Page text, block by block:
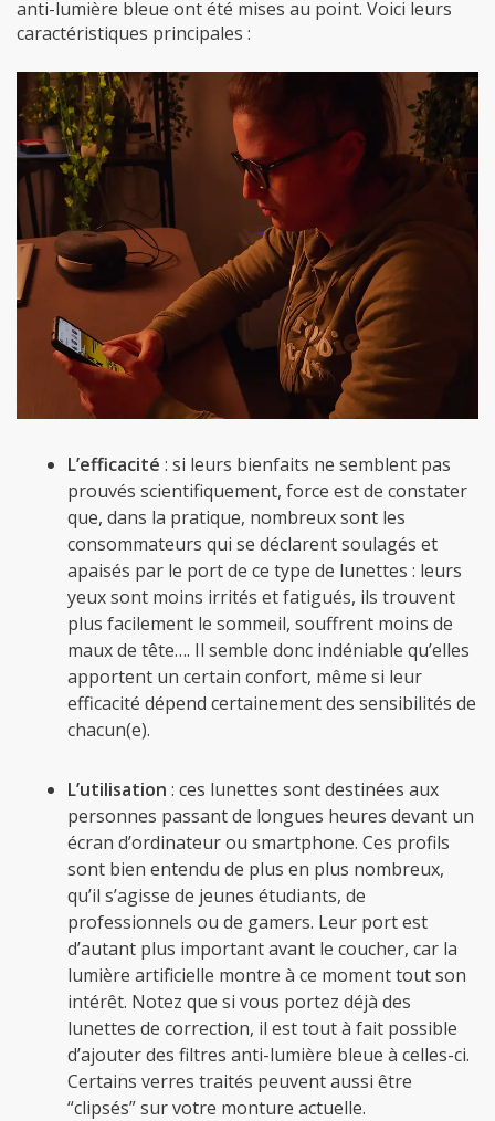
anti-lumière bleue ont été mises au point. Voici leurs
caractéristiques principales :
L’efficacité : si leurs bienfaits ne semblent pas
prouvés scientifiquement, force est de constater
que, dans la pratique, nombreux sont les
consommateurs qui se déclarent soulagés et
apaisés par le port de ce type de lunettes : leurs
yeux sont moins irrités et fatigués, ils trouvent
plus facilement le sommeil, souffrent moins de
maux de tête…. Il semble donc indéniable qu’elles
apportent un certain confort, même si leur
efficacité dépend certainement des sensibilités de
chacun(e).
L’utilisation : ces lunettes sont destinées aux
personnes passant de longues heures devant un
écran d’ordinateur ou smartphone. Ces profils
sont bien entendu de plus en plus nombreux,
qu’il s’agisse de jeunes étudiants, de
professionnels ou de gamers. Leur port est
d’autant plus important avant le coucher, car la
lumière artificielle montre à ce moment tout son
intérêt. Notez que si vous portez déjà des
lunettes de correction, il est tout à fait possible
d’ajouter des filtres anti-lumière bleue à celles-ci.
Certains verres traités peuvent aussi être
“clipsés” sur votre monture actuelle.